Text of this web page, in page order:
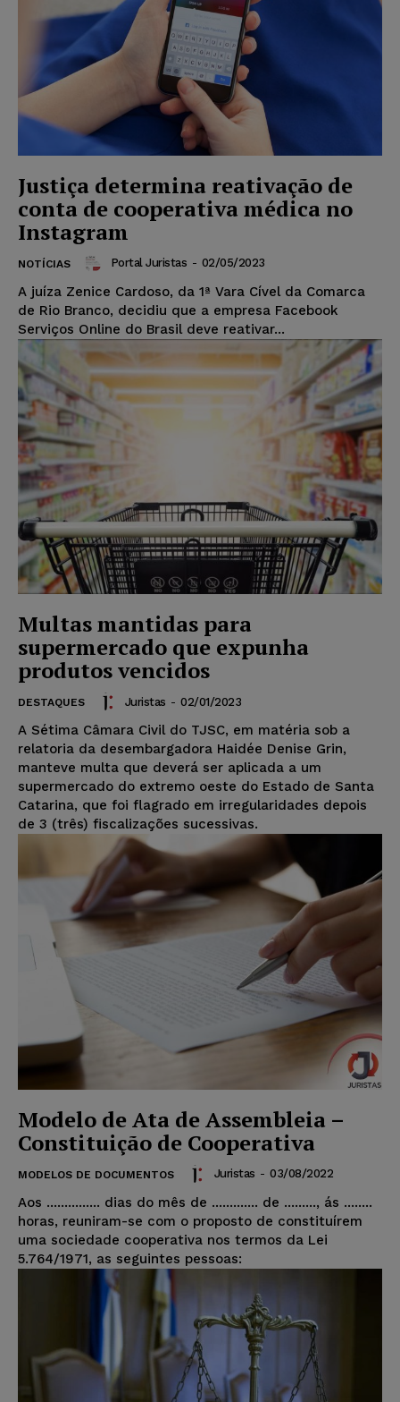
Justiça determina reativação de
conta de cooperativa médica no
Instagram
NOTÍCIAS Portal Juristas - 02/05/2023
A juíza Zenice Cardoso, da 1ª Vara Cível da Comarca
de Rio Branco, decidiu que a empresa Facebook
Serviços Online do Brasil deve reativar...
Multas mantidas para
supermercado que expunha
produtos vencidos
DESTAQUES Juristas - 02/01/2023
A Sétima Câmara Civil do TJSC, em matéria sob a
relatoria da desembargadora Haidée Denise Grin,
manteve multa que deverá ser aplicada a um
supermercado do extremo oeste do Estado de Santa
Catarina, que foi flagrado em irregularidades depois
de 3 (três) fiscalizações sucessivas.
Modelo de Ata de Assembleia –
Constituição de Cooperativa
MODELOS DE DOCUMENTOS Juristas - 03/08/2022
Aos ............... dias do mês de ............. de ........., ás ........
horas, reuniram-se com o proposto de constituírem
uma sociedade cooperativa nos termos da Lei
5.764/1971, as seguintes pessoas: